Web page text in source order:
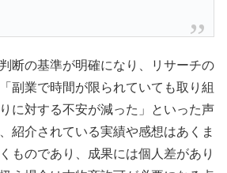
断の基準が明確になり、リサーチの
副業で時間が限られていても取り組
に対する不安が減った」といった声
紹介されている実績や感想はあくま
ものであり、成果には個人差があり